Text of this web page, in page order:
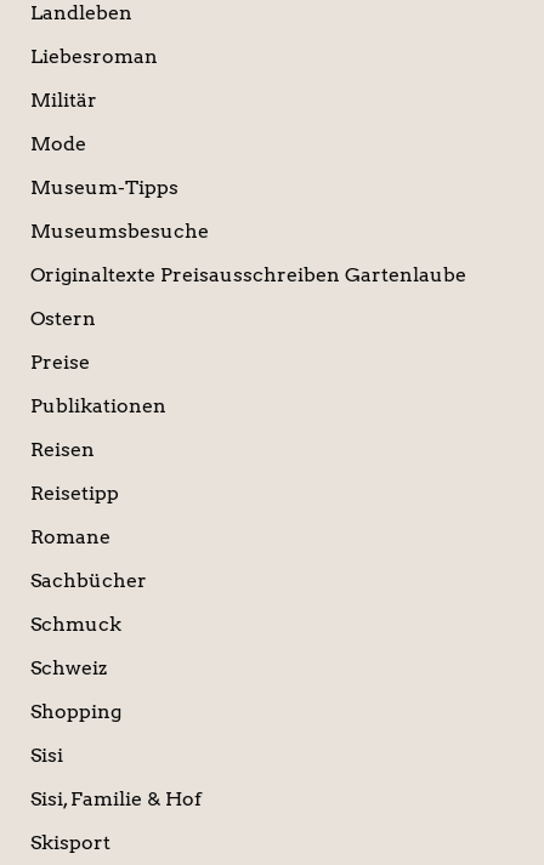
Landleben
Liebesroman
Militär
Mode
Museum-Tipps
Museumsbesuche
Originaltexte Preisausschreiben Gartenlaube
Ostern
Preise
Publikationen
Reisen
Reisetipp
Romane
Sachbücher
Schmuck
Schweiz
Shopping
Sisi
Sisi, Familie & Hof
Skisport